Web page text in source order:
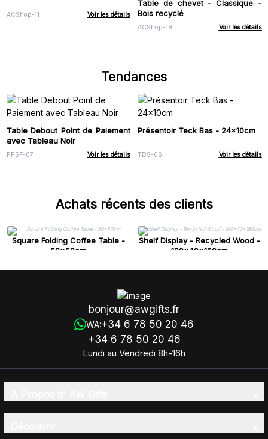
ACShop-11 Voir les détails
Table de chevet - Classique -
Bois recyclé
ACShop-19 Voir les détails
Tendances
Table Debout Point de Paiement
avec Tableau Noir
PPSF-07 Voir les détails
Présentoir Teck Bas - 24x10cm
TDS-06 Voir les détails
Achats récents des clients
Square Folding Coffee Table -
50x50cm
Shelf Display - Recycled Wood -
100x40x160cm
bonjour@awgifts.fr
WA:+34 6 78 50 20 46
+34 6 78 50 20 46
Lundi au Vendredi 8h-16h